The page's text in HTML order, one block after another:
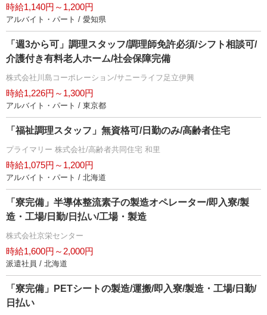
時給1,140円～1,200円
アルバイト・パート / 愛知県
「週3から可」調理スタッフ/調理師免許必須/シフト相談可/
介護付き有料老人ホーム/社会保障完備
株式会社川島コーポレーション/サニーライフ足立伊興
時給1,226円～1,300円
アルバイト・パート / 東京都
「福祉調理スタッフ」無資格可/日勤のみ/高齢者住宅
プライマリー 株式会社/高齢者共同住宅 和里
時給1,075円～1,200円
アルバイト・パート / 北海道
「寮完備」半導体整流素子の製造オペレーター/即入寮/製
造・工場/日勤/日払い/工場・製造
株式会社京栄センター
時給1,600円～2,000円
派遣社員 / 北海道
「寮完備」PETシートの製造/運搬/即入寮/製造・工場/日勤/
日払い